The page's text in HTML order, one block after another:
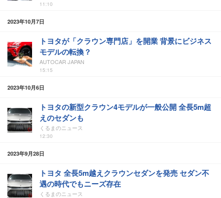
11:10
2023年10月7日
トヨタが「クラウン専門店」を開業 背景にビジネス
モデルの転換？
AUTOCAR JAPAN
15:15
2023年10月6日
トヨタの新型クラウン4モデルが一般公開 全長5m超
えのセダンも
くるまのニュース
12:30
2023年9月28日
トヨタ 全長5m越えクラウンセダンを発売 セダン不
遇の時代でもニーズ存在
くるまのニュース